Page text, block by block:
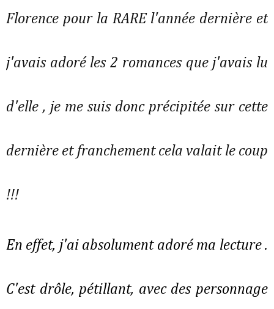
Florence pour la RARE l'année dernière et
j'avais adoré les 2 romances que j'avais lu
d'elle , je me suis donc précipitée sur cette
dernière et franchement cela valait le coup
!!!
En effet, j'ai absolument adoré ma lecture .
C'est drôle, pétillant, avec des personnage